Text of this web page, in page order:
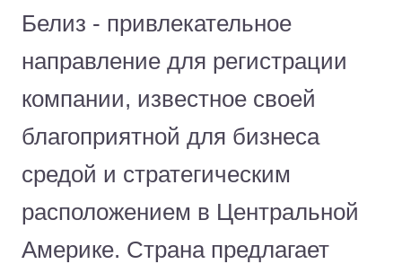
Белиз - привлекательное
направление для регистрации
компании, известное своей
благоприятной для бизнеса
средой и стратегическим
расположением в Центральной
Америке. Страна предлагает